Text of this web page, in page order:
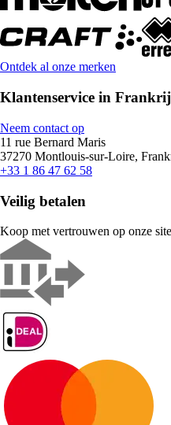
Ontdek al onze merken
Klantenservice in
Neem contact op
11 rue Bernard Maris
37270 Montlouis-sur-Loire,
+33 1 86 47 62 58
Veilig betalen
Koop met vertrouwen op onze site